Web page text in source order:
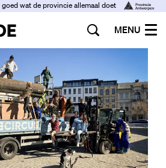
wat de provincie allemaal doet
MENU